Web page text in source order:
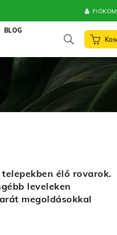
FIÓKOM
BLOG
élő rovarok.
leveleken
megoldásokkal